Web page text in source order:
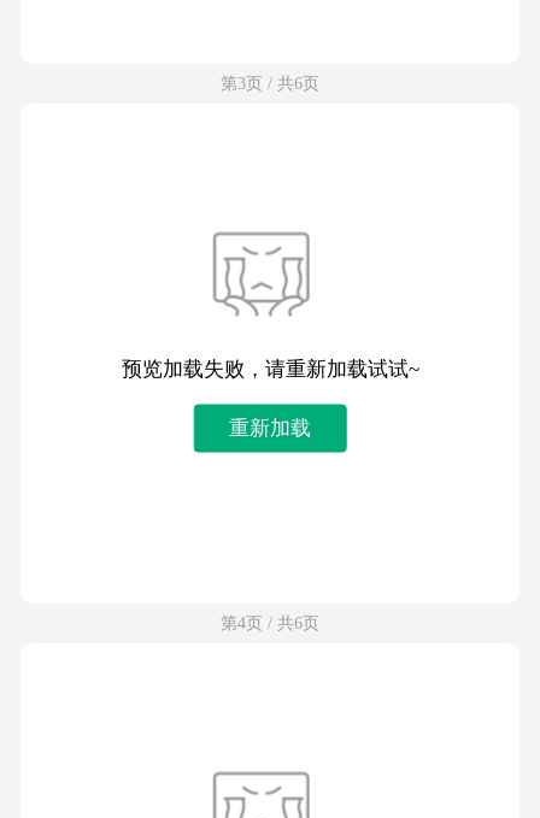
第3页 / 共6页
预览加载失败，请重新加载试试~
重新加载
第4页 / 共6页